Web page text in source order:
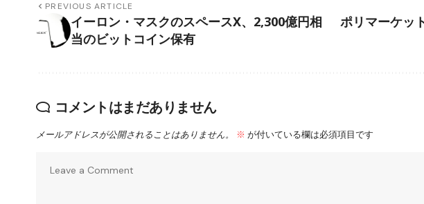
PREVIOUS ARTICLE
イーロン・マスクのスペースX、2,300億円相
当のビットコイン保有
ポリマーケッ
コメントはまだありません
メールアドレスが公開されることはありません。 ※ が付いている欄は必須項目です